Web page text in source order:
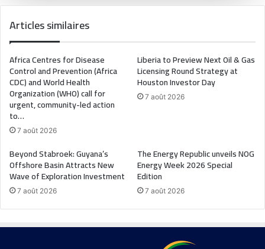
Articles similaires
Africa Centres for Disease
Control and Prevention (Africa
CDC) and World Health
Organization (WHO) call for
urgent, community-led action
to…
7 août 2026
Liberia to Preview Next Oil & Gas
Licensing Round Strategy at
Houston Investor Day
7 août 2026
Beyond Stabroek: Guyana’s
Offshore Basin Attracts New
Wave of Exploration Investment
7 août 2026
The Energy Republic unveils NOG
Energy Week 2026 Special
Edition
7 août 2026